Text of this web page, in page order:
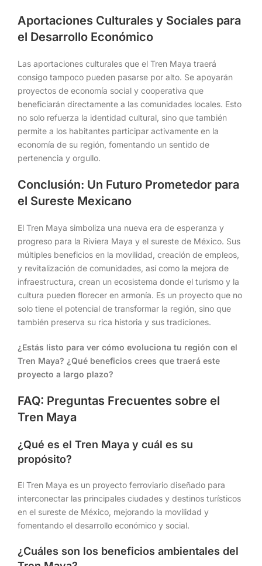
Aportaciones Culturales y Sociales para
el Desarrollo Económico
Las aportaciones culturales que el Tren Maya traerá
consigo tampoco pueden pasarse por alto. Se apoyarán
proyectos de economía social y cooperativa que
beneficiarán directamente a las comunidades locales. Esto
no solo refuerza la identidad cultural, sino que también
permite a los habitantes participar activamente en la
economía de su región, fomentando un sentido de
pertenencia y orgullo.
Conclusión: Un Futuro Prometedor para
el Sureste Mexicano
El Tren Maya simboliza una nueva era de esperanza y
progreso para la Riviera Maya y el sureste de México. Sus
múltiples beneficios en la movilidad, creación de empleos,
y revitalización de comunidades, así como la mejora de
infraestructura, crean un ecosistema donde el turismo y la
cultura pueden florecer en armonía. Es un proyecto que no
solo tiene el potencial de transformar la región, sino que
también preserva su rica historia y sus tradiciones.
¿Estás listo para ver cómo evoluciona tu región con el
Tren Maya? ¿Qué beneficios crees que traerá este
proyecto a largo plazo?
FAQ: Preguntas Frecuentes sobre el
Tren Maya
¿Qué es el Tren Maya y cuál es su
propósito?
El Tren Maya es un proyecto ferroviario diseñado para
interconectar las principales ciudades y destinos turísticos
en el sureste de México, mejorando la movilidad y
fomentando el desarrollo económico y social.
¿Cuáles son los beneficios ambientales del